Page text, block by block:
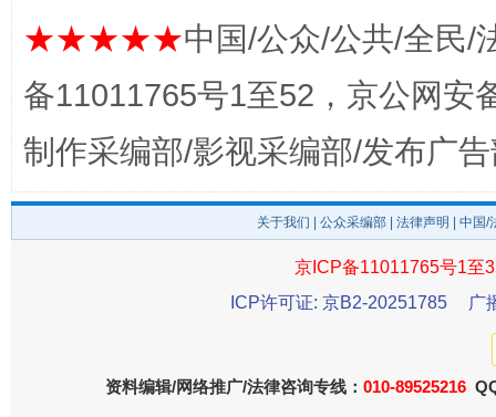
千年窑火 生生不息 一
★★★★★中国/公众/公共/全民/
备11011765号1至52，京公网安
制作采编部/影视采编部/发布广
关于我们 公众采编部 法律声明 | 中国
京ICP备11011765号1至
ICP许可证: 京B2-20251785
广
资料编辑/网络推广/法律咨询专线： 010-89525216